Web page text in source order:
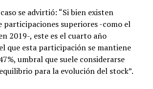
se advirtió: “Si bien existen
participaciones superiores -como el
2019-, este es el cuarto año
que esta participación se mantiene
umbral que suele considerarse
para la evolución del stock”.